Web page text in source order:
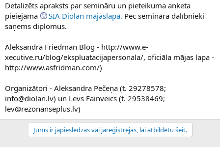
Detalizēts apraksts par semināru un pieteikuma anketa
pieiejāma
SIA Diolan mājaslapā. Pēc semināra dalībnieki
saņems diplomus.
Aleksandra Friedman Blog - http://www.e-
xecutive.ru/blog/ekspluatacijapersonala/, oficiāla mājas lapa -
http://www.asfridman.com/)
Organizātori - Aleksandra Pečeņa (t. 29278578;
info@diolan.lv) un Levs Fainveics (t. 29538469;
lev@rezonanseplus.lv)
Jums ir jāpieslēdzas vai jāreģistrējas, lai atbildētu šeit.